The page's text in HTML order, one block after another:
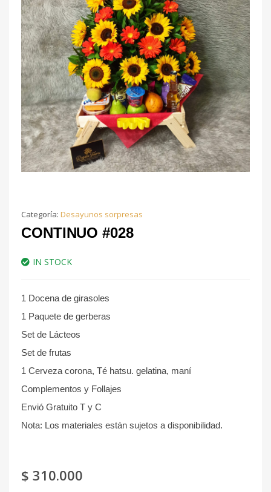
Categoría: Desayunos sorpresas
CONTINUO #028
IN STOCK
1 Docena de girasoles
1 Paquete de gerberas
Set de Lácteos
Set de frutas
1 Cerveza corona, Té hatsu. gelatina, maní
Complementos y Follajes
Envió Gratuito T y C
Nota: Los materiales están sujetos a disponibilidad.
$ 310.000